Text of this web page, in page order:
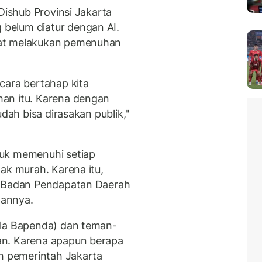
Provinsi Jakarta
diatur dengan AI.
melakukan pemenuhan
bertahap kita
itu. Karena dengan
bisa dirasakan publik,"
memenuhi setiap
murah. Karena itu,
Pendapatan Daerah
Bapenda) dan teman-
Karena apapun berapa
pemerintah Jakarta